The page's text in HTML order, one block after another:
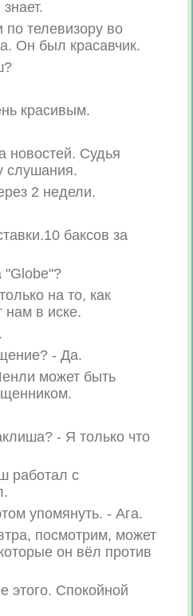
по телевизору во
Он был красавчик.
красивым.
новостей. Судья
слушания.
2 недели.
баксов за
"Globe"?
на то, как
нам в иске.
- Да.
может быть
- Я только что
работал с
упомянуть. - Ага.
посмотрим, может
он вёл против
этого. Спокойной